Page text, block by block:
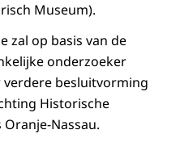
Museum).
zal op basis van de
onderzoeker
besluitvorming
Historische
Nassau.